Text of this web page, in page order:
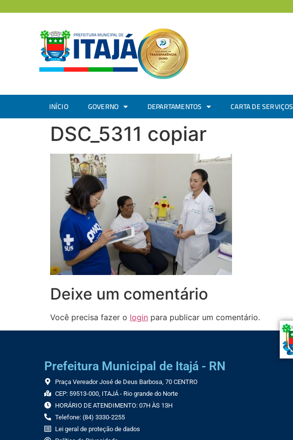
INÍCIO GOVERNO DEPARTAMENTOS CARTA DE SERVIÇOS
DSC_5311 copiar
Deixe um comentário
Você precisa fazer o login para publicar um comentário.
Prefeitura Municipal de Itajá - RN
Praça Vereador José de Deus Barbosa, 70 CENTRO
CEP: 59513-000, ITAJÁ - Rio grande do Norte
HORÁRIO DE ATENDIMENTO: 07H ÀS 13H
Telefone: (84) 3330-2255
Lei geral de proteção de dados